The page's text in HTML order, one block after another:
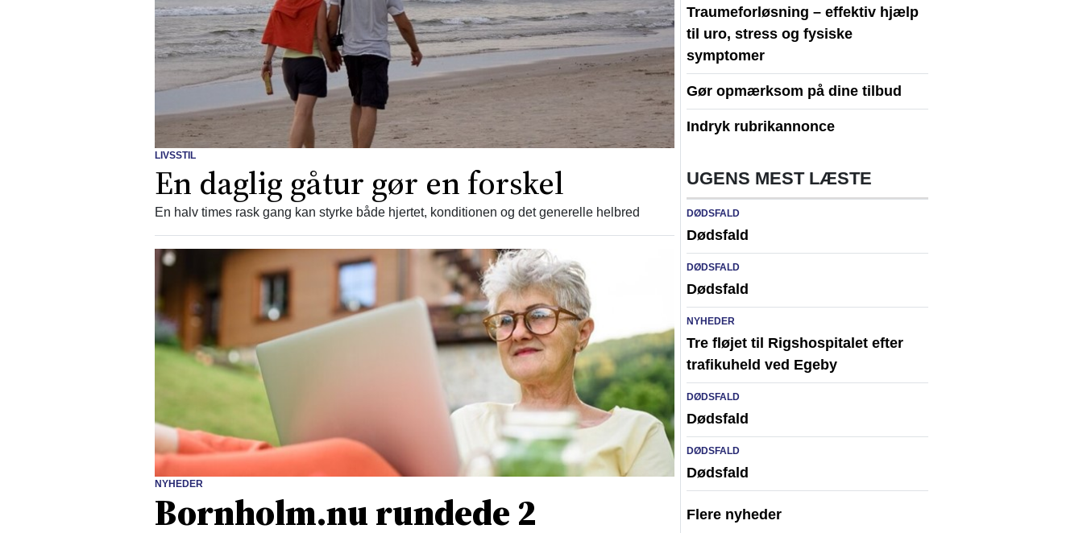
LIVSSTIL
En daglig gåtur gør en forskel
En halv times rask gang kan styrke både hjertet, konditionen og det generelle helbred
NYHEDER
Bornholm.nu rundede 2
Traumeforløsning – effektiv hjælp
til uro, stress og fysiske
symptomer
Gør opmærksom på dine tilbud
Indryk rubrikannonce
UGENS MEST LÆSTE
DØDSFALD
Dødsfald
DØDSFALD
Dødsfald
NYHEDER
Tre fløjet til Rigshospitalet efter
trafikuheld ved Egeby
DØDSFALD
Dødsfald
DØDSFALD
Dødsfald
Flere nyheder